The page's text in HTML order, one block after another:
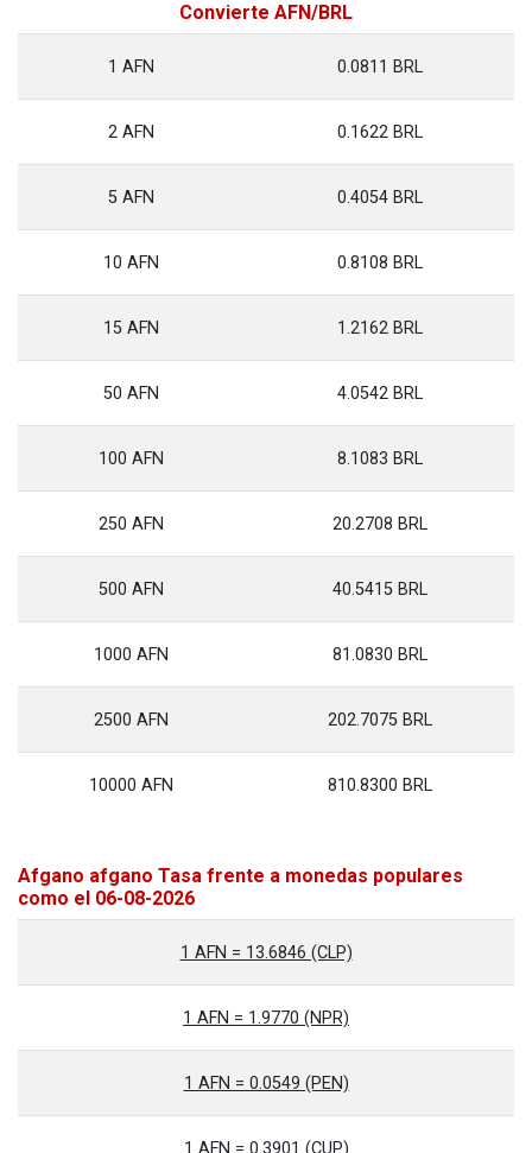
Convierte AFN/BRL
1 AFN 0.0811 BRL
2 AFN 0.1622 BRL
5 AFN 0.4054 BRL
10 AFN 0.8108 BRL
15 AFN 1.2162 BRL
50 AFN 4.0542 BRL
100 AFN 8.1083 BRL
250 AFN 20.2708 BRL
500 AFN 40.5415 BRL
1000 AFN 81.0830 BRL
2500 AFN 202.7075 BRL
10000 AFN 810.8300 BRL
Afgano afgano Tasa frente a monedas populares
como el 06-08-2026
1 AFN = 13.6846 (CLP)
1 AFN = 1.9770 (NPR)
1 AFN = 0.0549 (PEN)
1 AFN = 0.3901 (CUP)